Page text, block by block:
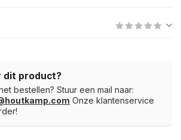
dit product?
bestellen? Stuur een mail naar:
Onze klantenservice